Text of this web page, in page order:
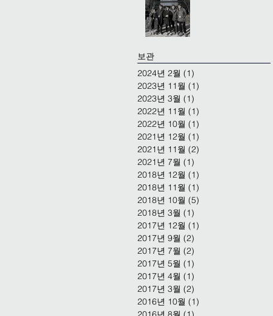
보관
2024년 2월 (1)
2023년 11월 (1)
2023년 3월 (1)
2022년 11월 (1)
2022년 10월 (1)
2021년 12월 (1)
2021년 11월 (2)
2021년 7월 (1)
2018년 12월 (1)
2018년 11월 (1)
2018년 10월 (5)
2018년 3월 (1)
2017년 12월 (1)
2017년 9월 (2)
2017년 7월 (2)
2017년 5월 (1)
2017년 4월 (1)
2017년 3월 (2)
2016년 10월 (1)